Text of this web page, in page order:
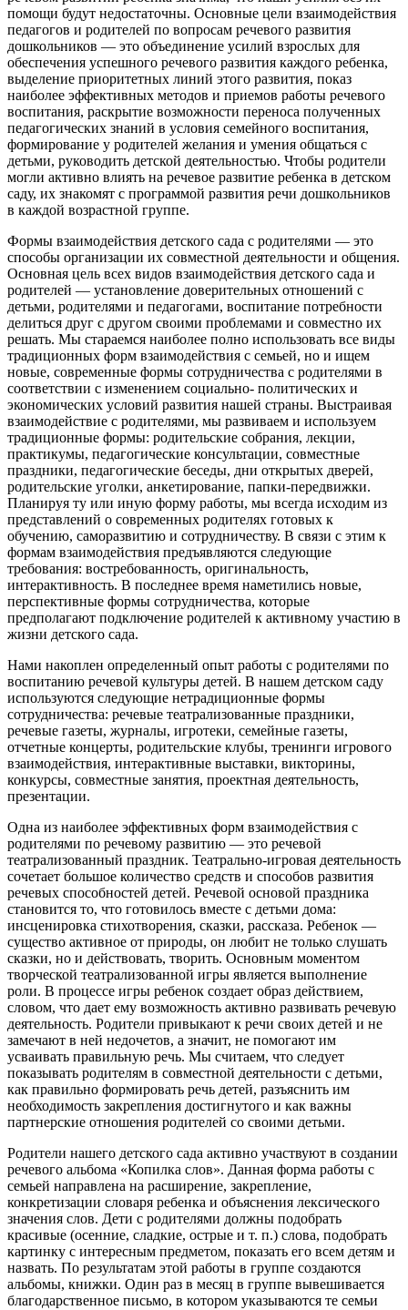
помощи будут недостаточны. Основные цели взаимодействия
педагогов и родителей по вопросам речевого развития
дошкольников — это объединение усилий взрослых для
обеспечения успешного речевого развития каждого ребенка,
выделение приоритетных линий этого развития, показ
наиболее эффективных методов и приемов работы речевого
воспитания, раскрытие возможности переноса полученных
педагогических знаний в условия семейного воспитания,
формирование у родителей желания и умения общаться с
детьми, руководить детской деятельностью. Чтобы родители
могли активно влиять на речевое развитие ребенка в детском
саду, их знакомят с программой развития речи дошкольников
в каждой возрастной группе.
Формы взаимодействия детского сада с родителями — это
способы организации их совместной деятельности и общения.
Основная цель всех видов взаимодействия детского сада и
родителей — установление доверительных отношений с
детьми, родителями и педагогами, воспитание потребности
делиться друг с другом своими проблемами и совместно их
решать. Мы стараемся наиболее полно использовать все виды
традиционных форм взаимодействия с семьей, но и ищем
новые, современные формы сотрудничества с родителями в
соответствии с изменением социально- политических и
экономических условий развития нашей страны. Выстраивая
взаимодействие с родителями, мы развиваем и используем
традиционные формы: родительские собрания, лекции,
практикумы, педагогические консультации, совместные
праздники, педагогические беседы, дни открытых дверей,
родительские уголки, анкетирование, папки-передвижки.
Планируя ту или иную форму работы, мы всегда исходим из
представлений о современных родителях готовых к
обучению, саморазвитию и сотрудничеству. В связи с этим к
формам взаимодействия предъявляются следующие
требования: востребованность, оригинальность,
интерактивность. В последнее время наметились новые,
перспективные формы сотрудничества, которые
предполагают подключение родителей к активному участию в
жизни детского сада.
Нами накоплен определенный опыт работы с родителями по
воспитанию речевой культуры детей. В нашем детском саду
используются следующие нетрадиционные формы
сотрудничества: речевые театрализованные праздники,
речевые газеты, журналы, игротеки, семейные газеты,
отчетные концерты, родительские клубы, тренинги игрового
взаимодействия, интерактивные выставки, викторины,
конкурсы, совместные занятия, проектная деятельность,
презентации.
Одна из наиболее эффективных форм взаимодействия с
родителями по речевому развитию — это речевой
театрализованный праздник. Театрально-игровая деятельность
сочетает большое количество средств и способов развития
речевых способностей детей. Речевой основой праздника
становится то, что готовилось вместе с детьми дома:
инсценировка стихотворения, сказки, рассказа. Ребенок —
существо активное от природы, он любит не только слушать
сказки, но и действовать, творить. Основным моментом
творческой театрализованной игры является выполнение
роли. В процессе игры ребенок создает образ действием,
словом, что дает ему возможность активно развивать речевую
деятельность. Родители привыкают к речи своих детей и не
замечают в ней недочетов, а значит, не помогают им
усваивать правильную речь. Мы считаем, что следует
показывать родителям в совместной деятельности с детьми,
как правильно формировать речь детей, разъяснить им
необходимость закрепления достигнутого и как важны
партнерские отношения родителей со своими детьми.
Родители нашего детского сада активно участвуют в создании
речевого альбома «Копилка слов». Данная форма работы с
семьей направлена на расширение, закрепление,
конкретизации словаря ребенка и объяснения лексического
значения слов. Дети с родителями должны подобрать
красивые (осенние, сладкие, острые и т. п.) слова, подобрать
картинку с интересным предметом, показать его всем детям и
назвать. По результатам этой работы в группе создаются
альбомы, книжки. Один раз в месяц в группе вывешивается
благодарственное письмо, в котором указываются те семьи